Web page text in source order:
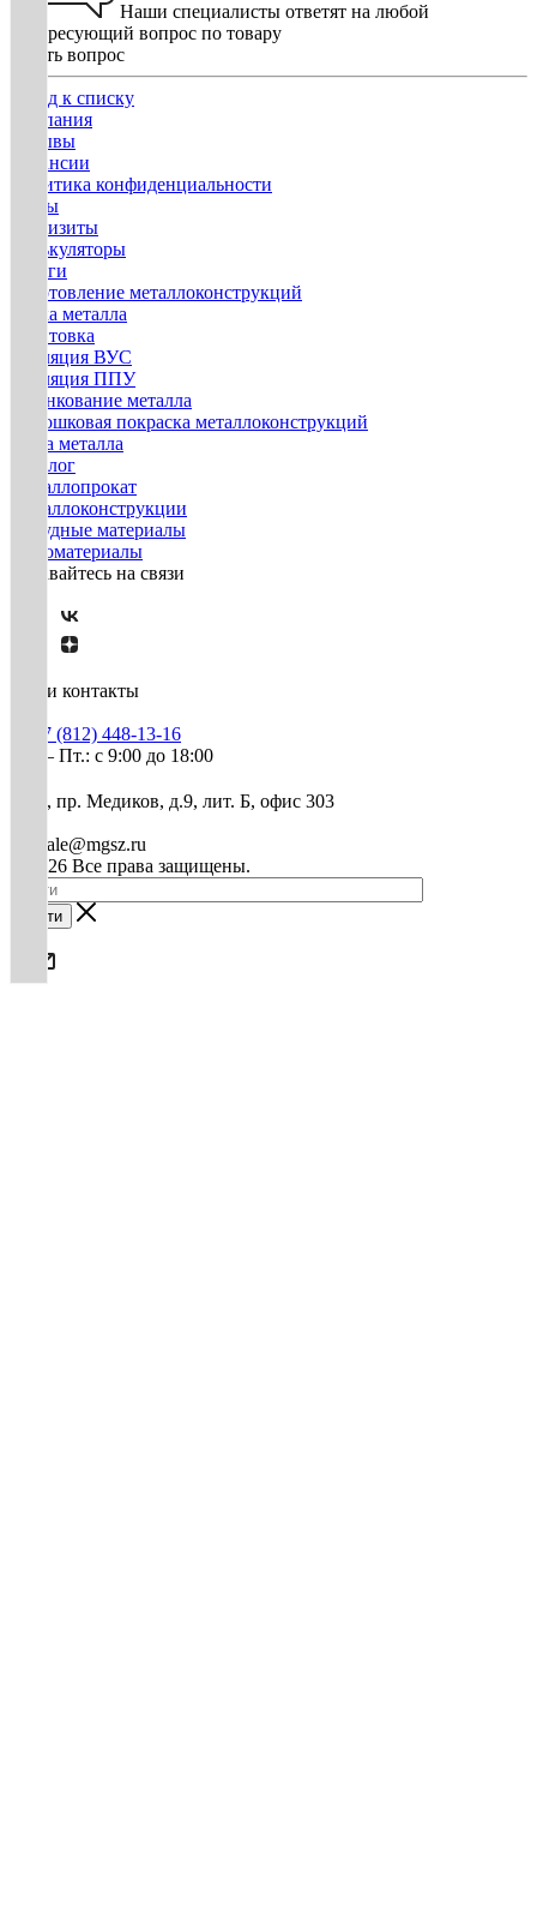
Наши специалисты ответят на любой
интересующий вопрос по товару
Задать вопрос
Назад к списку
Компания
Отзывы
Вакансии
Политика конфиденциальности
Госты
Реквизиты
Калькуляторы
Услуги
Изготовление металлоконструкций
Гибка металла
Грунтовка
Изоляция ВУС
Изоляция ППУ
Оцинкование металла
Порошковая покраска металлоконструкций
Резка металла
Каталог
Металлопрокат
Металлоконструкции
Нерудные материалы
Пиломатериалы
Оставайтесь на связи
Наши контакты
+7 (812) 448-13-16
Пн. – Пт.: с 9:00 до 18:00
СПб, пр. Медиков, д.9, лит. Б, офис 303
mg-sale@mgsz.ru
© 2026 Все права защищены.
Найти